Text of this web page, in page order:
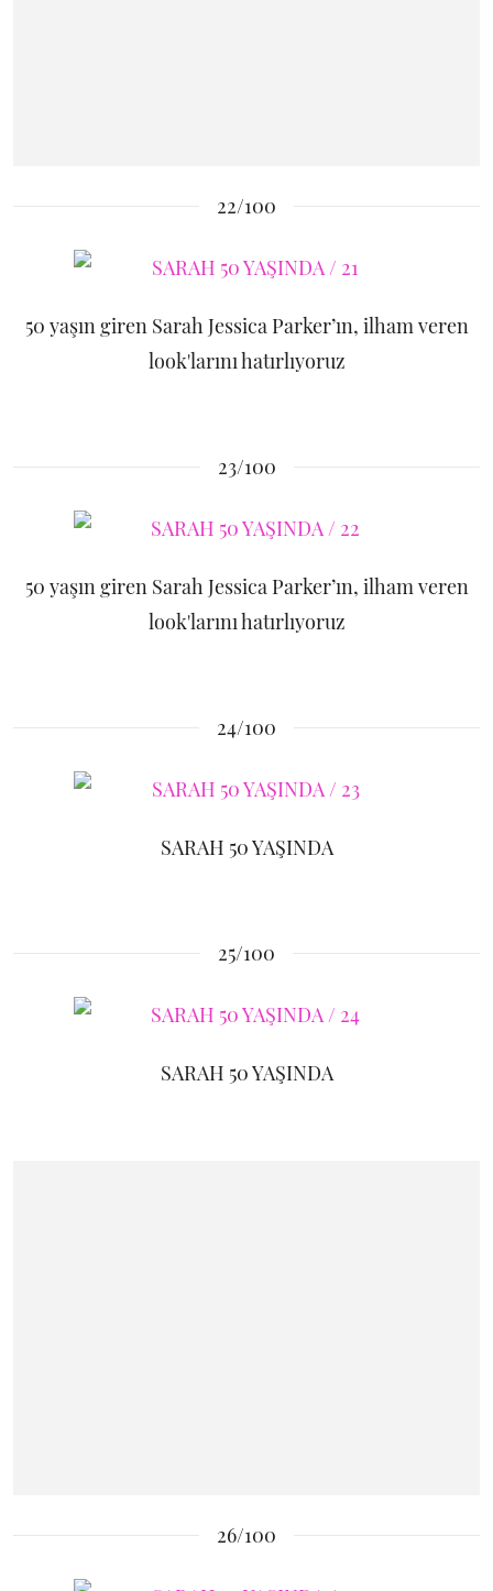
22/100
50 yaşın giren Sarah Jessica Parker’ın, ilham veren
look'larını hatırlıyoruz
23/100
50 yaşın giren Sarah Jessica Parker’ın, ilham veren
look'larını hatırlıyoruz
24/100
SARAH 50 YAŞINDA
25/100
SARAH 50 YAŞINDA
26/100